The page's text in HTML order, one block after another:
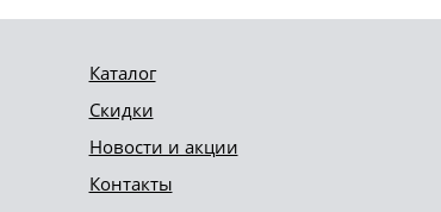
Каталог
Скидки
Новости и акции
Контакты